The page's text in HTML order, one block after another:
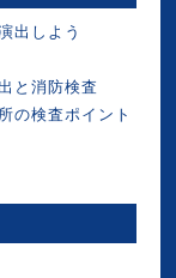
出しよう
と消防検査
の検査ポイント